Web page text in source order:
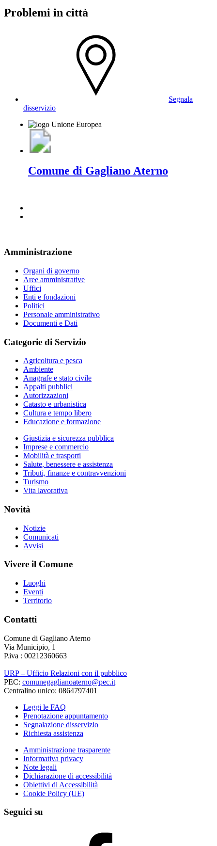
Problemi in città
Segnala
disservizio
Comune di Gagliano Aterno
Amministrazione
Organi di governo
Aree amministrative
Uffici
Enti e fondazioni
Politici
Personale amministrativo
Documenti e Dati
Categorie di Servizio
Agricoltura e pesca
Ambiente
Anagrafe e stato civile
Appalti pubblici
Autorizzazioni
Catasto e urbanistica
Cultura e tempo libero
Educazione e formazione
Giustizia e sicurezza pubblica
Imprese e commercio
Mobilità e trasporti
Salute, benessere e assistenza
Tributi, finanze e contravvenzioni
Turismo
Vita lavorativa
Novità
Notizie
Comunicati
Avvisi
Vivere il Comune
Luoghi
Eventi
Territorio
Contatti
Comune di Gagliano Aterno
Via Municipio, 1
P.iva : 00212360663
URP – Ufficio Relazioni con il pubblico
PEC: comunegaglianoaterno@pec.it
Centralino unico: 0864797401
Leggi le FAQ
Prenotazione appuntamento
Segnalazione disservizio
Richiesta assistenza
Amministrazione trasparente
Informativa privacy
Note legali
Dichiarazione di accessibilità
Obiettivi di Accessibilità
Cookie Policy (UE)
Seguici su